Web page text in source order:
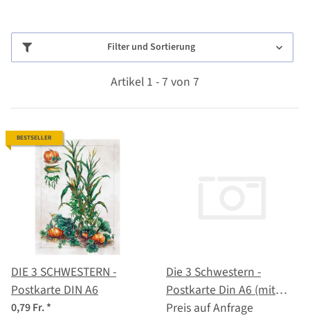
Filter und Sortierung
Artikel 1 - 7 von 7
BESTSELLER
DIE 3 SCHWESTERN -
Postkarte DIN A6
0,79 Fr.*
Die 3 Schwestern -
Postkarte Din A6 (mit
Text auf der Rückseite)
Preis auf Anfrage